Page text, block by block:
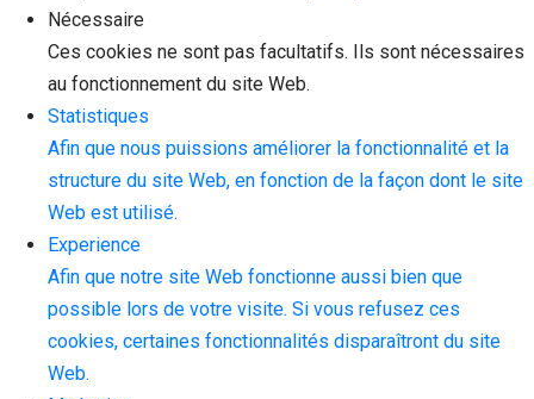
Nécessaire
Ces cookies ne sont pas facultatifs. Ils sont nécessaires
au fonctionnement du site Web.
Statistiques
Afin que nous puissions améliorer la fonctionnalité et la
structure du site Web, en fonction de la façon dont le site
Web est utilisé.
Experience
Afin que notre site Web fonctionne aussi bien que
possible lors de votre visite. Si vous refusez ces
cookies, certaines fonctionnalités disparaîtront du site
Web.